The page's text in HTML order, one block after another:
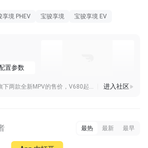
享境 PHEV 宝骏享境 宝骏享境 EV
置参数
进入社区
最热 最新 最早